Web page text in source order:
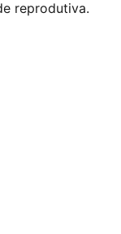
reprodutiva.